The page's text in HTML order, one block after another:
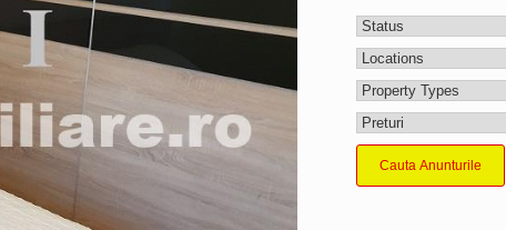
Cauta Anunturile